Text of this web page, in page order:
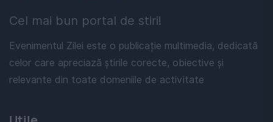
Cel mai bun portal de stiri!
Evenimentul Zilei este o publicație multimedia, dedicată
celor care apreciază știrile corecte, obiective și
relevante din toate domeniile de activitate